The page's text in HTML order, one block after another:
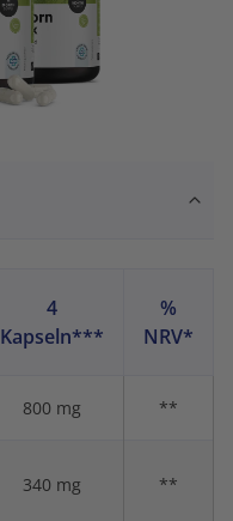
4
Kapseln***
%
NRV*
800 mg **
340 mg **